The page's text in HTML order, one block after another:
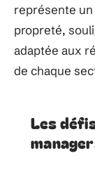
représente un
propreté,
adaptée aux
de chaque
Les